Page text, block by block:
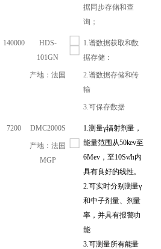
据同步存储和查
询；
140000 HDS-
101GN
产地：法国
1.谱数据获取和数
据存储：
2.谱数据存储和传
输
3.可保存数据
7200 DMC2000S
产地：法国
MGP
1.测量γ辐射剂量，
能量范围从50kev至
6Mev，至10Sv/h内
具有良好的线性。
2.可实时分别测量γ
和中子剂量、剂量
率，并具有报警功
能
3.可测量所有能量